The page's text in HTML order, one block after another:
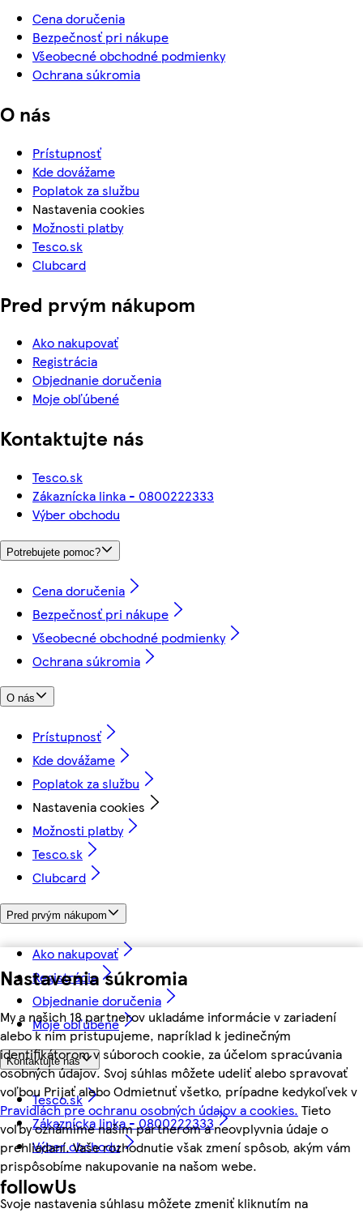
Nastavenia súkromia
My a našich 18 partnerov ukladáme informácie v zariadení
alebo k nim pristupujeme, napríklad k jedinečným
identifikátorom v súboroch cookie, za účelom spracúvania
osobných údajov. Svoj súhlas môžete udeliť alebo spravovať
voľbou Prijať alebo Odmietnuť všetko, prípadne kedykoľvek v
Pravidlách pre ochranu osobných údajov a cookies. Tieto
voľby oznámime našim partnerom a neovplyvnia údaje o
prehliadaní. Vaše rozhodnutie však zmení spôsob, akým vám
prispôsobíme nakupovanie na našom webe.
Svoje nastavenia súhlasu môžete zmeniť kliknutím na
Cena doručenia
Bezpečnosť pri nákupe
Všeobecné obchodné podmienky
Ochrana súkromia
O nás
Prístupnosť
Kde dovážame
Poplatok za službu
Nastavenia cookies
Možnosti platby
Tesco.sk
Clubcard
Pred prvým nákupom
Ako nakupovať
Registrácia
Objednanie doručenia
Moje obľúbené
Kontaktujte nás
Tesco.sk
Zákaznícka linka - 0800222333
Výber obchodu
Potrebujete pomoc?
Cena doručenia
Bezpečnosť pri nákupe
Všeobecné obchodné podmienky
Ochrana súkromia
O nás
Prístupnosť
Kde dovážame
Poplatok za službu
Nastavenia cookies
Možnosti platby
Tesco.sk
Clubcard
Pred prvým nákupom
Ako nakupovať
Registrácia
Objednanie doručenia
Moje obľúbené
Kontaktujte nás
Tesco.sk
Zákaznícka linka - 0800222333
Výber obchodu
followUs